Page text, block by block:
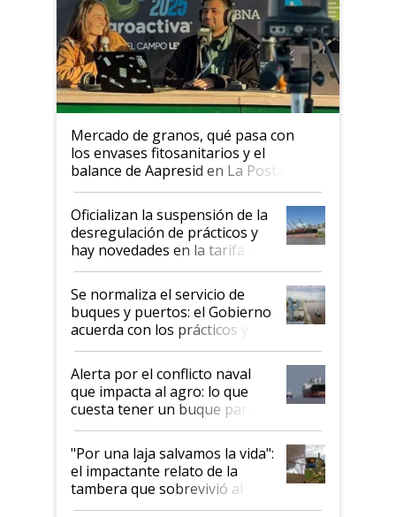
Mercado de granos, qué pasa con
los envases fitosanitarios y el
balance de Aapresid en La Posta
Oficializan la suspensión de la
desregulación de prácticos y
hay novedades en la tarifa de
la hidrovía
Se normaliza el servicio de
buques y puertos: el Gobierno
acuerda con los prácticos y
suspende el decreto de
desregulación
Alerta por el conflicto naval
que impacta al agro: lo que
cuesta tener un buque parado
y el peligro de que Argentina
pase a ser "país sucio"
"Por una laja salvamos la vida":
el impactante relato de la
tambera que sobrevivió al
tornado